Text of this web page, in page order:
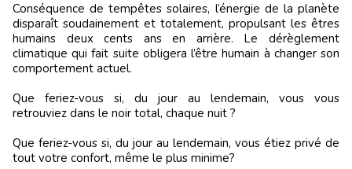
Conséquence de tempêtes solaires, l’énergie de la planète
disparaît soudainement et totalement, propulsant les êtres
humains deux cents ans en arrière. Le dérèglement
climatique qui fait suite obligera l’être humain à changer son
comportement actuel.
Que feriez-vous si, du jour au lendemain, vous vous
retrouviez dans le noir total, chaque nuit ?
Que feriez-vous si, du jour au lendemain, vous étiez privé de
tout votre confort, même le plus minime?